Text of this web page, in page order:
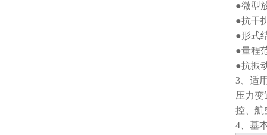
●微型
●抗干
●形式
●量程
●抗振
3、适
压力变
控、航
4、基